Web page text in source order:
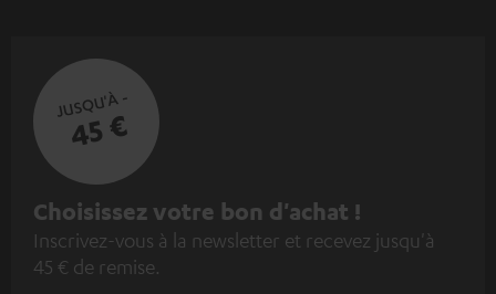
JUSQU'À -
45 €
I
n
s
Choisissez votre bon d'achat !
Inscrivez-vous à la newsletter et recevez jusqu'à
45 € de remise.